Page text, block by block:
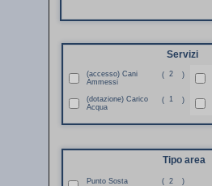
Servizi
(accesso) Cani
Ammessi
( 2 )
(dotazione) Carico
Acqua
( 1 )
Tipo area
Punto Sosta ( 2 )